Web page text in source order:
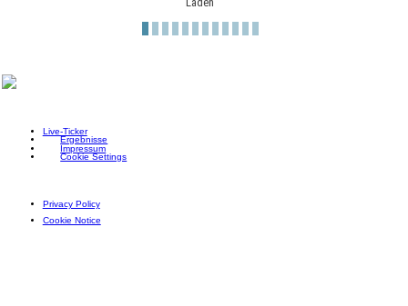
Live-Ticker
Ergebnisse
Impressum
Cookie Settings
Privacy Policy
Cookie Notice